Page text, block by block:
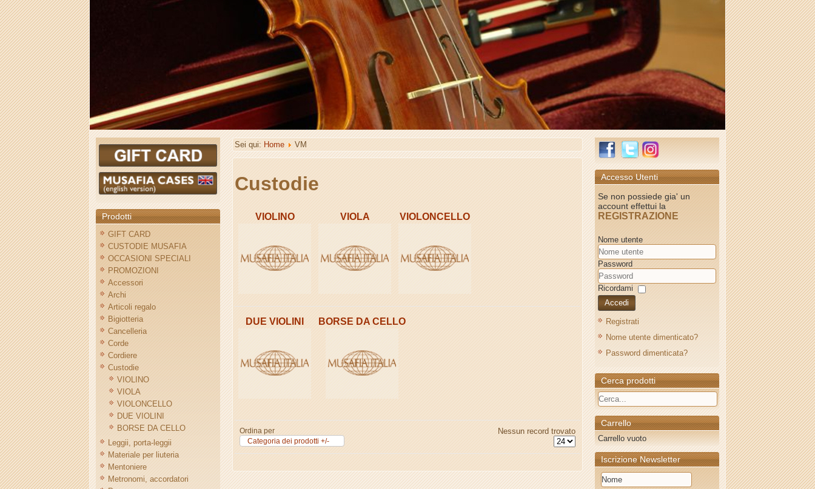
Prodotti
GIFT CARD
CUSTODIE MUSAFIA
OCCASIONI SPECIALI
PROMOZIONI
Accessori
Archi
Articoli regalo
Bigiotteria
Cancelleria
Corde
Cordiere
Custodie
VIOLINO
VIOLA
VIOLONCELLO
DUE VIOLINI
BORSE DA CELLO
Leggii, porta-leggii
Materiale per liuteria
Mentoniere
Metronomi, accordatori
Sei qui: Home VM
Custodie
VIOLINO VIOLA VIOLONCELLO
DUE VIOLINI BORSE DA CELLO
Ordina per
Categoria dei prodotti +/-
Nessun record trovato
Accesso Utenti
Se non possiede gia' un
account effettui la
REGISTRAZIONE
Nome utente
Password
Ricordami
Accedi
Registrati
Nome utente dimenticato?
Password dimenticata?
Cerca prodotti
Carrello
Carrello vuoto
Iscrizione Newsletter